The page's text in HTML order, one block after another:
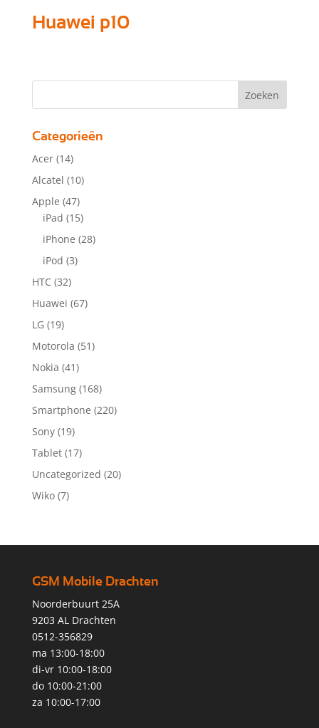
Huawei p10
Categorieën
Acer (14)
Alcatel (10)
Apple (47)
iPad (15)
iPhone (28)
iPod (3)
HTC (32)
Huawei (67)
LG (19)
Motorola (51)
Nokia (41)
Samsung (168)
Smartphone (220)
Sony (19)
Tablet (17)
Uncategorized (20)
Wiko (7)
GSM Mobile Drachten
Noorderbuurt 25A
9203 AL Drachten
0512-356829
ma 13:00-18:00
di-vr 10:00-18:00
do 10:00-21:00
za 10:00-17:00